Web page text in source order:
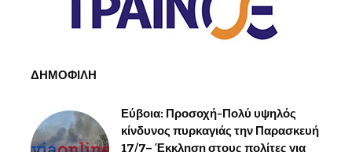
ΔΗΜΟΦΙΛΗ
Εύβοια: Προσοχή-Πολύ υψηλός
κίνδυνος πυρκαγιάς την Παρασκευή
17/7– Έκκληση στους πολίτες για